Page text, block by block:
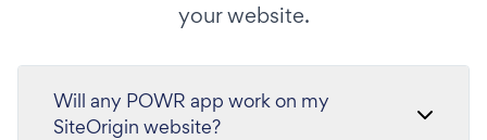
your website.
Will any POWR app work on my
SiteOrigin website?